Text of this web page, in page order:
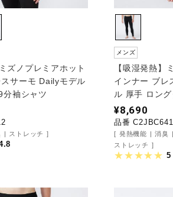
ズノプレミアホット
サーモ Dailyモデル
分袖シャツ
ストレッチ
メンズ
【吸湿発熱】
インナー ブレ
ル 厚手 ロン
¥8,690
品番 C2JBC641
発熱機能 消臭
ストレッチ
5